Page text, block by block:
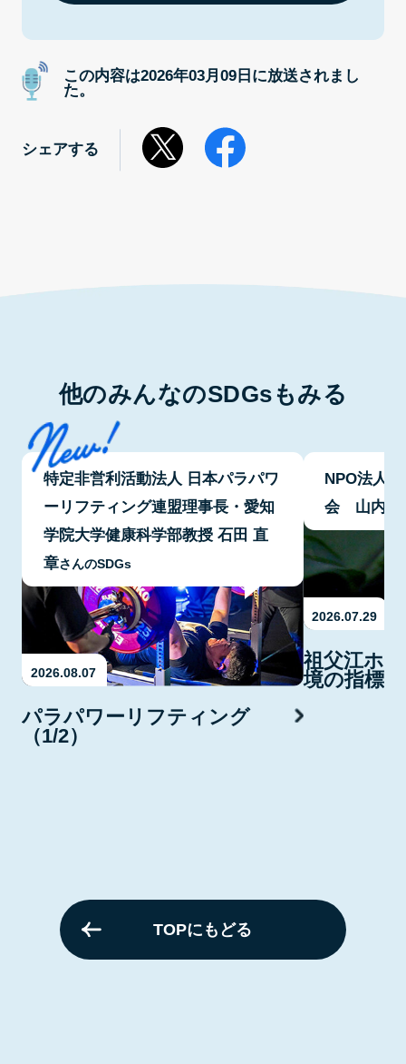
この内容は2026年03月09日に放送されまし
た。
シェアする
他のみんなのSDGsもみる
特定非営利活動法人 日本パラパワ
ーリフティング連盟理事長・愛知
学院大学健康科学部教授 石田 直
章さんのSDGs
2026.08.07
パラパワーリフティング
（1/2）
NPO法人
会 山内
2026.07.29
祖父江ホ
境の指標
TOPにもどる